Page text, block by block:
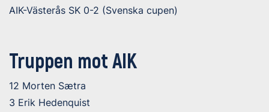
AIK-Västerås SK 0-2 (Svenska cupen)
Truppen mot AIK
12 Morten Sætra
3 Erik Hedenquist